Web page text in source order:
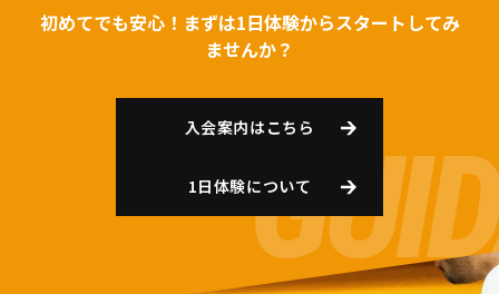
初めてでも安心！まずは1日体験からスタートしてみ
ませんか？
入会案内はこちら
1日体験について